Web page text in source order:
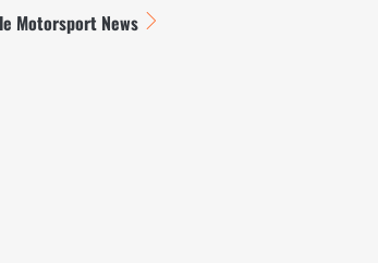
Motorsport News